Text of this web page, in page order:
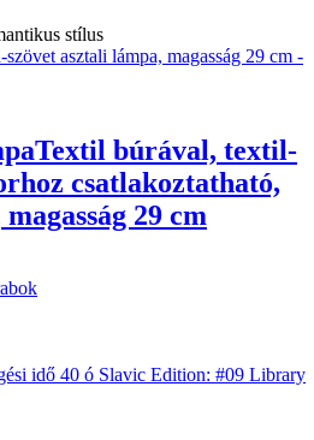
Textil búrával, textil-
csatlakoztatható,
29 cm